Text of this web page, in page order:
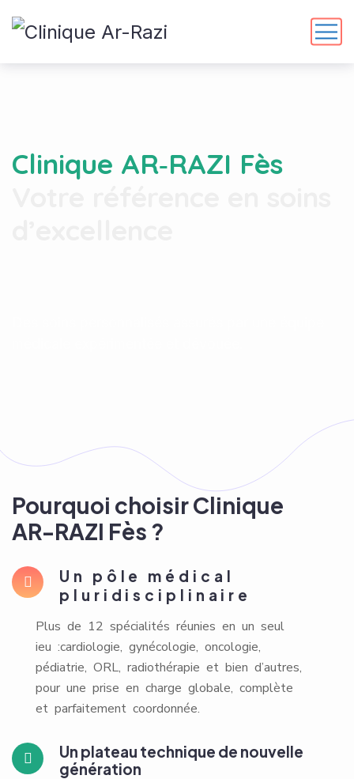
Clinique AR‑RAZI Fès
Pourquoi choisir Clinique
AR-RAZI Fès ?
Un pôle médical
pluridisciplinaire
Plus de 12 spécialités réunies en un seul
ieu :cardiologie, gynécologie, oncologie,
pédiatrie, ORL, radiothérapie et bien d’autres,
pour une prise en charge globale, complète
et parfaitement coordonnée.
Un plateau technique de nouvelle
génération